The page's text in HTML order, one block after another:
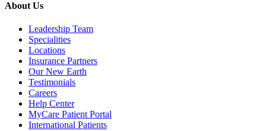
About Us
Leadership Team
Specialities
Locations
Insurance Partners
Our New Earth
Testimonials
Careers
Help Center
MyCare Patient Portal
International Patients